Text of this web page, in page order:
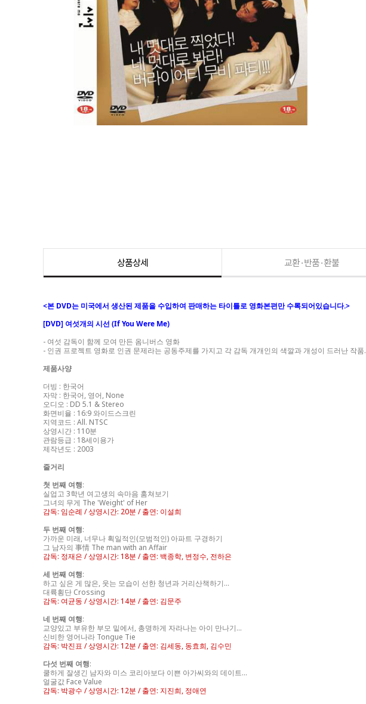
상품상세 교환·반품·환불
<본 DVD는 미국에서 생산된 제품을 수입하여 판매하는 타이틀로 영화본편만 수록되어있습니다.>
[DVD] 여섯개의 시선 (If You Were Me)
- 여섯 감독이 함께 모여 만든 옴니버스 영화
- 인권 프로젝트 영화로 인권 문제라는 공동주제를 가지고 각 감독 개개인의 색깔과 개성이 드러난 작품.
제품사양
더빙 : 한국어
자막 : 한국어, 영어, None
오디오 : DD 5.1 & Stereo
화면비율 : 16:9 와이드스크린
지역코드 : All. NTSC
상영시간 : 110분
관람등급 : 18세이용가
제작년도 : 2003
줄거리
첫 번째 여행:
실업고 3학년 여고생의 속마음 훔쳐보기
그녀의 무게 The 'Weight' of Her
감독: 임순례 / 상영시간: 20분 / 출연: 이설희
두 번째 여행:
가까운 미래, 너무나 획일적인(모범적인) 아파트 구경하기
그 남자의 事情 The man with an Affair
감독: 정재은 / 상영시간: 18분 / 출연: 백종학, 변정수, 전하은
세 번째 여행:
하고 싶은 게 많은, 웃는 모습이 선한 청년과 거리산책하기...
대륙횡단 Crossing
감독: 여균동 / 상영시간: 14분 / 출연: 김문주
네 번째 여행:
교양있고 부유한 부모 밑에서, 총명하게 자라나는 아이 만나기...
신비한 영어나라 Tongue Tie
감독: 박진표 / 상영시간: 12분 / 출연: 김세동, 동효희, 김수민
다섯 번째 여행:
쿨하게 잘생긴 남자와 미스 코리아보다 이쁜 아가씨와의 데이트...
얼굴값 Face Value
감독: 박광수 / 상영시간: 12분 / 출연: 지진희, 정애연